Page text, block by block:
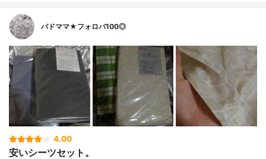
バドママ★フォロバ100◎
4.00
安いシーツセット。